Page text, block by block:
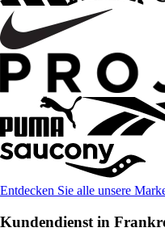
Entdecken Sie alle unsere
Kundendienst in